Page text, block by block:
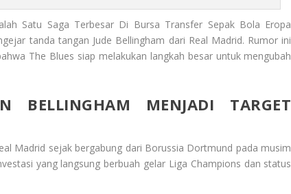
Satu Saga Terbesar Di Bursa Transfer Sepak Bola Eropa
tanda tangan Jude Bellingham dari Real Madrid. Rumor ini
The Blues siap melakukan langkah besar untuk mengubah
BELLINGHAM MENJADI TARGET
Madrid sejak bergabung dari Borussia Dortmund pada musim
yang langsung berbuah gelar Liga Champions dan status